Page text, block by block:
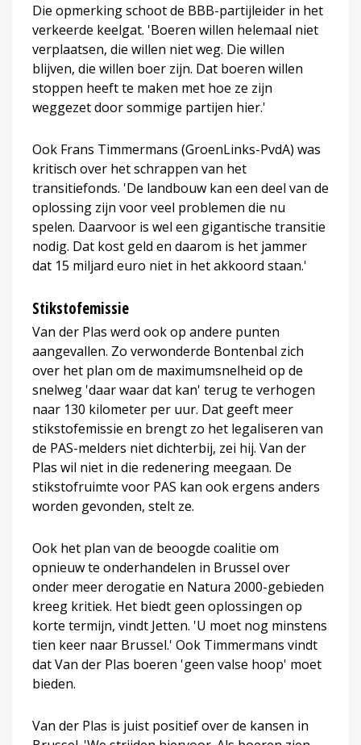
Die opmerking schoot de BBB-partijleider in het
verkeerde keelgat. 'Boeren willen helemaal niet
verplaatsen, die willen niet weg. Die willen
blijven, die willen boer zijn. Dat boeren willen
stoppen heeft te maken met hoe ze zijn
weggezet door sommige partijen hier.'
Ook Frans Timmermans (GroenLinks-PvdA) was
kritisch over het schrappen van het
transitiefonds. 'De landbouw kan een deel van de
oplossing zijn voor veel problemen die nu
spelen. Daarvoor is wel een gigantische transitie
nodig. Dat kost geld en daarom is het jammer
dat 15 miljard euro niet in het akkoord staan.'
Stikstofemissie
Van der Plas werd ook op andere punten
aangevallen. Zo verwonderde Bontenbal zich
over het plan om de maximumsnelheid op de
snelweg 'daar waar dat kan' terug te verhogen
naar 130 kilometer per uur. Dat geeft meer
stikstofemissie en brengt zo het legaliseren van
de PAS-melders niet dichterbij, zei hij. Van der
Plas wil niet in die redenering meegaan. De
stikstofruimte voor PAS kan ook ergens anders
worden gevonden, stelt ze.
Ook het plan van de beoogde coalitie om
opnieuw te onderhandelen in Brussel over
onder meer derogatie en Natura 2000-gebieden
kreeg kritiek. Het biedt geen oplossingen op
korte termijn, vindt Jetten. 'U moet nog minstens
tien keer naar Brussel.' Ook Timmermans vindt
dat Van der Plas boeren 'geen valse hoop' moet
bieden.
Van der Plas is juist positief over de kansen in